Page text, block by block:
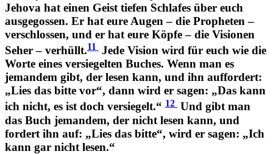
Jehova hat einen Geist tiefen Schlafes über euch
ausgegossen. Er hat eure Augen – die Propheten –
verschlossen, und er hat eure Köpfe – die Visionen
Seher – verhüllt.11
Jede Vision wird für euch wie die
Worte eines versiegelten Buches. Wenn man es
jemandem gibt, der lesen kann, und ihn auffordert:
„Lies das bitte vor“, dann wird er sagen: „Das kann
ich nicht, es ist doch versiegelt.“ 12 Und gibt man
das Buch jemandem, der nicht lesen kann, und
fordert ihn auf: „Lies das bitte“, wird er sagen: „Ich
kann gar nicht lesen.“